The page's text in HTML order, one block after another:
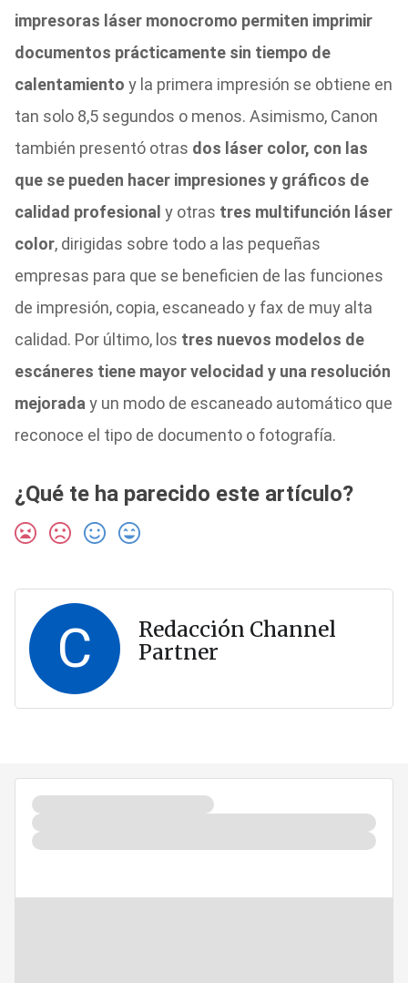
impresoras láser monocromo permiten imprimir
documentos prácticamente sin tiempo de
calentamiento y la primera impresión se obtiene en
tan solo 8,5 segundos o menos. Asimismo, Canon
también presentó otras dos láser color, con las
que se pueden hacer impresiones y gráficos de
calidad profesional y otras tres multifunción láser
color, dirigidas sobre todo a las pequeñas
empresas para que se beneficien de las funciones
de impresión, copia, escaneado y fax de muy alta
calidad. Por último, los tres nuevos modelos de
escáneres tiene mayor velocidad y una resolución
mejorada y un modo de escaneado automático que
reconoce el tipo de documento o fotografía.
¿Qué te ha parecido este artículo?
C
Redacción Channel
Partner